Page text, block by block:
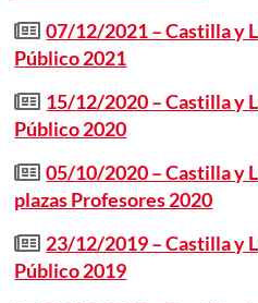
07/12/2021 – Castilla y
Público 2021
15/12/2020 – Castilla y
Público 2020
05/10/2020 – Castilla y
plazas Profesores 2020
23/12/2019 – Castilla y
Público 2019